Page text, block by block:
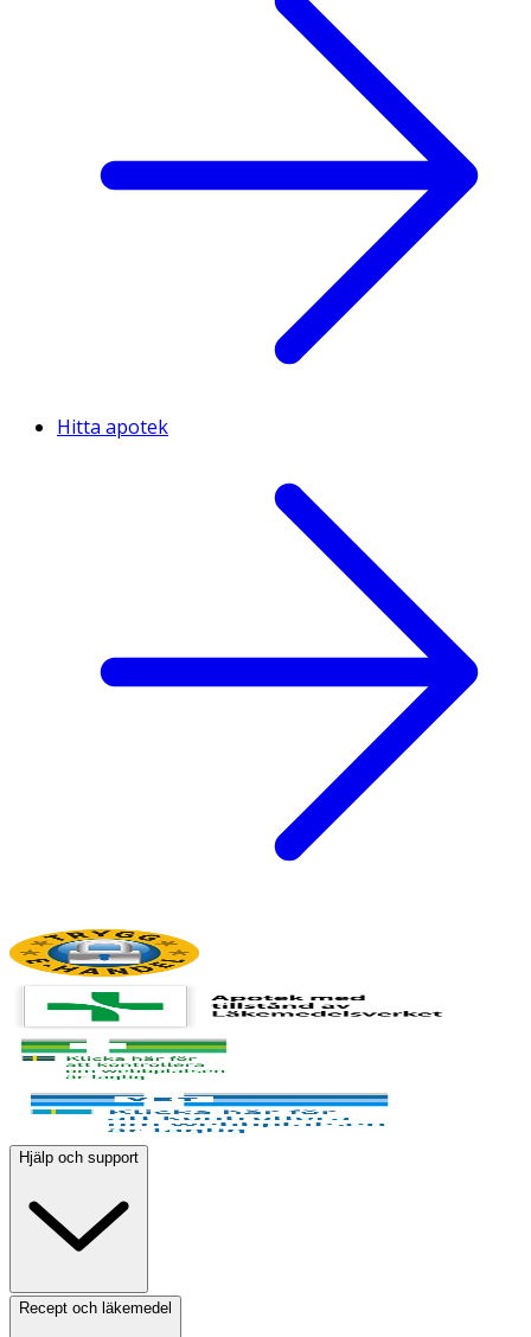
Hitta apotek
Hjälp och support
Recept och läkemedel